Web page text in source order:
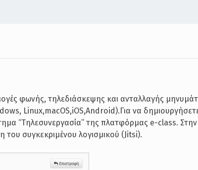
φωνής, τηλεδιάσκεψης και ανταλλαγής
Linux,macOS,iOS,Android).Για να
“Τηλεσυνεργασία” της πλατφόρμας e-class. Στην
του συγκεκριμένου λογισμικού (Jitsi).